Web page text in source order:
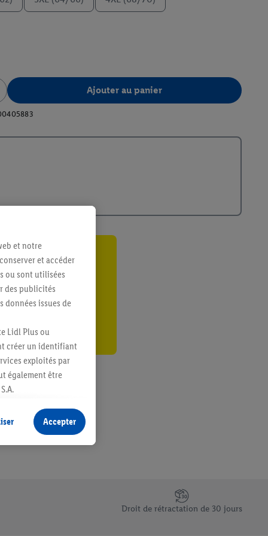
Ajouter au panier
Droit de rétractation de 30 jours
et notre
et accéder
ou sont utilisées
des publicités
données issues de
Lidl Plus ou
créer un identifiant
exploités par
également être
sans procéder à
terminaux ou
échéant, d’autres
En cliquant sur
de plus amples
Accepter